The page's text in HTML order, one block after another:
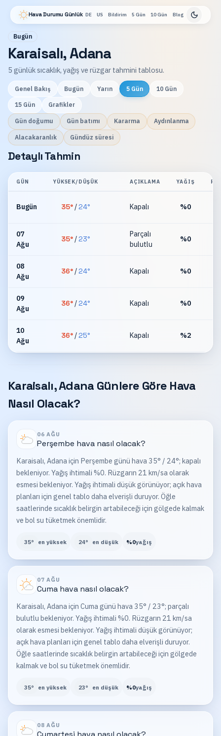
Hava Durumu Günlük DE US Bildirim 5 Gün 10 Gün Blog
Bugün
Karaisalı, Adana
5 günlük sıcaklık, yağış ve rüzgar tahmini tablosu.
Genel Bakış Bugün Yarın 5 Gün 10 Gün
15 Gün Grafikler
Gün doğumu Gün batımı Kararma Aydınlanma
Alacakaranlık Gündüz süresi
Detaylı Tahmin
GÜN YÜKSEK/DÜŞÜK AÇIKLAMA YAĞIŞ
Bugün 35° /24° Kapalı %0
07
Ağu
35° /23°
Parçalı
bulutlu
%0
08
Ağu
36° /24° Kapalı %0
09
Ağu
36° /24° Kapalı %0
10
Ağu
36° /25° Kapalı %2
Karaisalı, Adana Günlere Göre Hava
Nasıl Olacak?
06 AĞU
Perşembe hava nasıl olacak?
Karaisalı, Adana için Perşembe günü hava 35° / 24°; kapalı
bekleniyor. Yağış ihtimali %0. Rüzgarın 21 km/sa olarak
esmesi bekleniyor. Yağış ihtimali düşük görünüyor; açık hava
planları için genel tablo daha elverişli duruyor. Öğle
saatlerinde sıcaklık belirgin artabileceği için gölgede kalmak
ve bol su tüketmek önemlidir.
35° en yüksek 24° en düşük %0yağış
07 AĞU
Cumahava nasıl olacak?
Karaisalı, Adana için Cuma günü hava 35° / 23°; parçalı
bulutlu bekleniyor. Yağış ihtimali %0. Rüzgarın 21 km/sa
olarak esmesi bekleniyor. Yağış ihtimali düşük görünüyor;
açık hava planları için genel tablo daha elverişli duruyor.
Öğle saatlerinde sıcaklık belirgin artabileceği için gölgede
kalmak ve bol su tüketmek önemlidir.
35° en yüksek 23° en düşük %0yağış
08 AĞU